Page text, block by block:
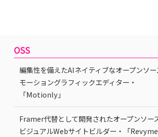
OSS
編集性を備えたAIネイティブなオープンソー
モーショングラフィックエディター・
「Motionly」
Framer代替として開発されたオープンソー
ビジュアルWebサイトビルダー・「Revyme